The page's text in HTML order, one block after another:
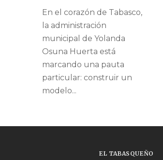
En el corazón de Tabasco,
la administración
municipal de Yolanda
Osuna Huerta está
marcando una pauta
particular: construir un
modelo...
EL TABASQUEÑO